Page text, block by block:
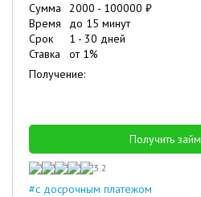
Сумма 2000 - 100000 ₽
Время
до 15 минут
Срок
1 - 30 дней
Ставка
от 1%
Получение:
Получить займ
3.2
#с досрочным платежом